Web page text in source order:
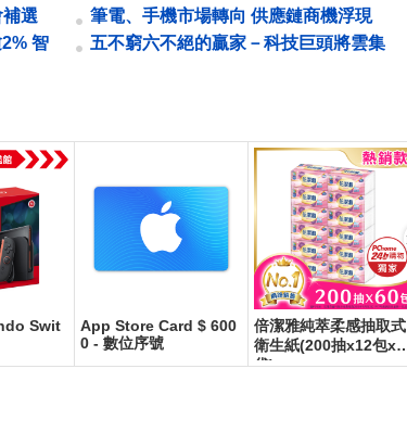
選
智
作名單上的常客？
筆電、手機市場轉向 供應鏈商機浮現
OLED 面板產業需求復甦的關鍵字
五不窮六不絕的贏家－科技巨頭將雲集
Swit
App Store Card $ 600
0 - 數位序號
倍潔雅純萃柔感抽取式
衛生紙(200抽x12包x5
袋)